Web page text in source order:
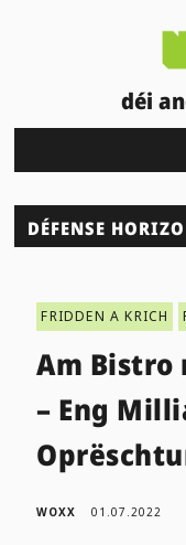
déi
DÉFENSE
FRIDDEN A KRICH
Am Bistro
– Eng
WOXX 01.07.2022